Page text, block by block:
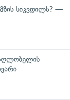
სიკვდილს? —